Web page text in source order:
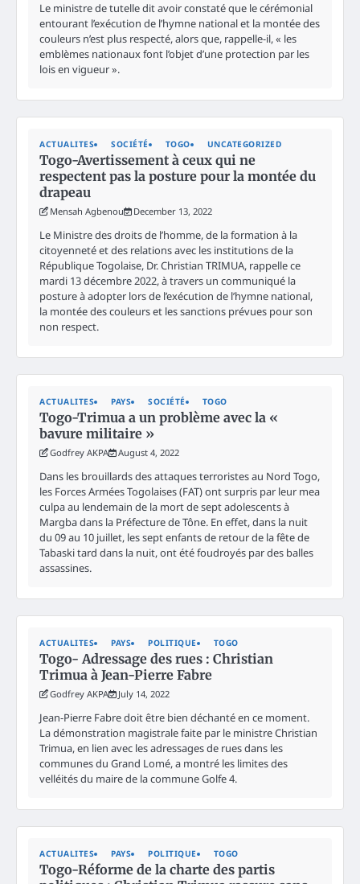
Le ministre de tutelle dit avoir constaté que le cérémonial
entourant l’exécution de l’hymne national et la montée des
couleurs n’est plus respecté, alors que, rappelle-il, « les
emblèmes nationaux font l’objet d’une protection par les
lois en vigueur ».
ACTUALITES SOCIÉTÉ TOGO UNCATEGORIZED
Togo-Avertissement à ceux qui ne
respectent pas la posture pour la montée du
drapeau
Mensah Agbenou December 13, 2022
Le Ministre des droits de l’homme, de la formation à la
citoyenneté et des relations avec les institutions de la
République Togolaise, Dr. Christian TRIMUA, rappelle ce
mardi 13 décembre 2022, à travers un communiqué la
posture à adopter lors de l’exécution de l’hymne national,
la montée des couleurs et les sanctions prévues pour son
non respect.
ACTUALITES PAYS SOCIÉTÉ TOGO
Togo-Trimua a un problème avec la «
bavure militaire »
Godfrey AKPA August 4, 2022
Dans les brouillards des attaques terroristes au Nord Togo,
les Forces Armées Togolaises (FAT) ont surpris par leur mea
culpa au lendemain de la mort de sept adolescents à
Margba dans la Préfecture de Tône. En effet, dans la nuit
du 09 au 10 juillet, les sept enfants de retour de la fête de
Tabaski tard dans la nuit, ont été foudroyés par des balles
assassines.
ACTUALITES PAYS POLITIQUE TOGO
Togo- Adressage des rues : Christian
Trimua à Jean-Pierre Fabre
Godfrey AKPA July 14, 2022
Jean-Pierre Fabre doit être bien déchanté en ce moment.
La démonstration magistrale faite par le ministre Christian
Trimua, en lien avec les adressages de rues dans les
communes du Grand Lomé, a montré les limites des
velléités du maire de la commune Golfe 4.
ACTUALITES PAYS POLITIQUE TOGO
Togo-Réforme de la charte des partis